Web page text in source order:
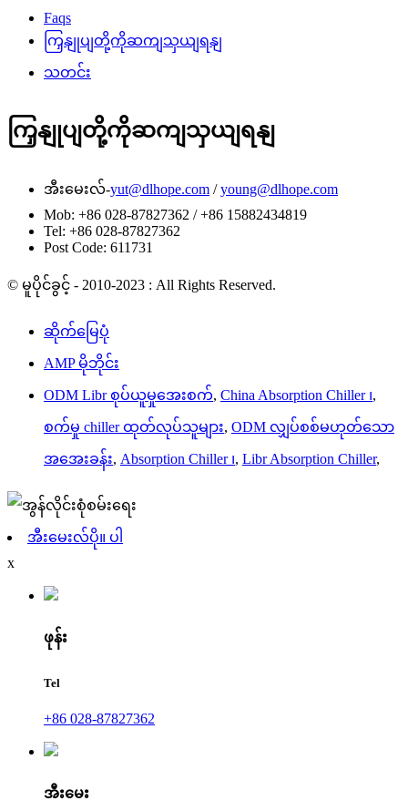
Faqs
ကြှနျုပျတို့ကိုဆကျသှယျရနျ
သတင်း
ကြှနျုပျတို့ကိုဆကျသှယျရနျ
အီးမေးလ်-yut@dlhope.com /young@dlhope.com
Mob: +86 028-87827362 / +86 15882434819
Tel: +86 028-87827362
Post Code: 611731
© မူပိုင်ခွင့် - 2010-2023 : All Rights Reserved.
ဆိုက်မြေပုံ
AMP မိုဘိုင်း
ODM Libr စုပ်ယူမှုအေးစက်, China Absorption Chiller ၊,
စက်မှု chiller ထုတ်လုပ်သူများ, ODM လျှပ်စစ်မဟုတ်သော
အအေးခန်း, Absorption Chiller ၊, Libr Absorption Chiller,
အီးမေးလ်ပို။ ပါ
x
ဖုန်း
Tel
+86 028-87827362
အီးမေး